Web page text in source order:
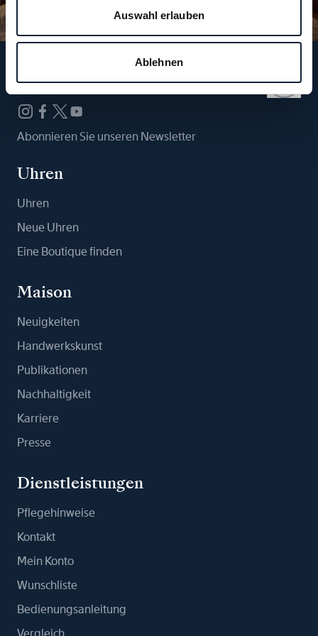
Auswahl erlauben
Ablehnen
Folgen Sie uns
Abonnieren Sie unseren Newsletter
Uhren
Uhren
Neue Uhren
Eine Boutique finden
Maison
Neuigkeiten
Handwerkskunst
Publikationen
Nachhaltigkeit
Karriere
Presse
Dienstleistungen
Pflegehinweise
Kontakt
Mein Konto
Wunschliste
Bedienungsanleitung